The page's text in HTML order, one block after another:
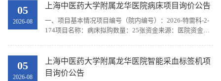
的供应商，一概不予通告，请务必认真对待报名资料。项目
附件内的PPT模板。报名时间：截止至2026年8月14日
14:30（北京时间）报名方式：报名PPT、参数及承诺书发送
至邮箱mhqzyyyjjhqz@...
05
2026-08
上海中医药大学附属龙华医院病床项目询价公告
一、项目基本情况项目编号（院内编号）：2026-特需科-2-
174项目名称：病床拟购数量：25张资金来源：医院资金最
降至少包含：0-70°允差≤±5°，腿部升降至少包含：0-30°
±5°；3.床框采用≥38*38*1.2mm、40*50*1.2mm的冷轧钢
05
2026-08
上海中医药大学附属龙华医院智能采血标签机项
目询价公告